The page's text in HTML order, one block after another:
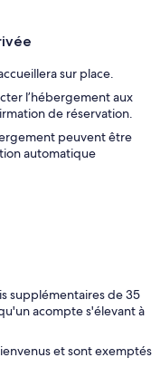
sur place.
l’hébergement aux
de réservation.
peuvent être
automatique
supplémentaires de 35
acompte s'élevant à
et sont exemptés